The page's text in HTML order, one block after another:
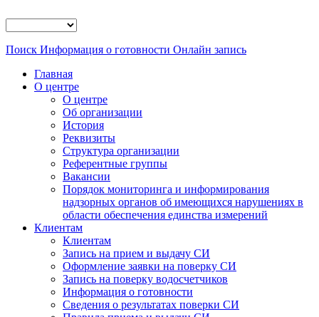
Поиск Информация о готовности Онлайн запись
Главная
О центре
О центре
Об организации
История
Реквизиты
Структура организации
Референтные группы
Вакансии
Порядок мониторинга и информирования
надзорных органов об имеющихся нарушениях в
области обеспечения единства измерений
Клиентам
Клиентам
Запись на прием и выдачу СИ
Оформление заявки на поверку СИ
Запись на поверку водосчетчиков
Информация о готовности
Сведения о результатах поверки СИ